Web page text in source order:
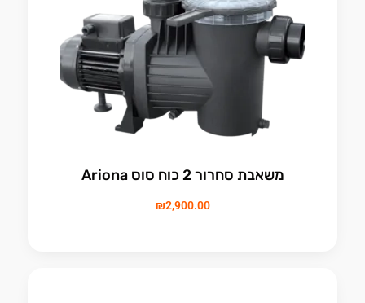
משאבת סחרור 2 כוח סוס Ariona
₪2,900.00